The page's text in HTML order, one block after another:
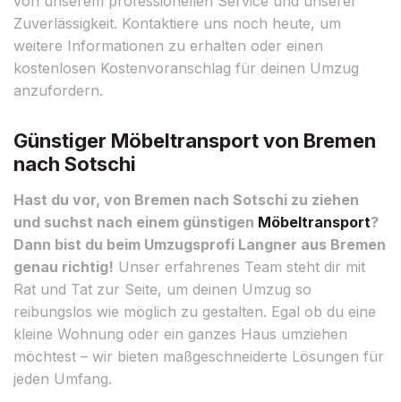
Zuverlässigkeit. Kontaktiere uns noch heute, um
weitere Informationen zu erhalten oder einen
kostenlosen Kostenvoranschlag für deinen Umzug
anzufordern.
Günstiger Möbeltransport von Bremen
nach Sotschi
Hast du vor, von Bremen nach Sotschi zu ziehen
und suchst nach einem günstigen Möbeltransport?
Dann bist du beim Umzugsprofi Langner aus Bremen
genau richtig! Unser erfahrenes Team steht dir mit
Rat und Tat zur Seite, um deinen Umzug so
reibungslos wie möglich zu gestalten. Egal ob du eine
kleine Wohnung oder ein ganzes Haus umziehen
möchtest – wir bieten maßgeschneiderte Lösungen für
jeden Umfang.